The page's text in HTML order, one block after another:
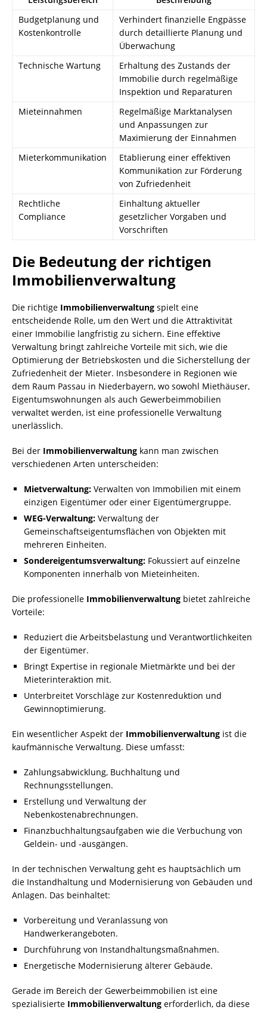
Budgetplanung und
Kostenkontrolle
Verhindert finanzielle Engpässe
durch detaillierte Planung und
Überwachung
Technische Wartung
Erhaltung des Zustands der
Immobilie durch regelmäßige
Inspektion und Reparaturen
Mieteinnahmen
Regelmäßige Marktanalysen
und Anpassungen zur
Maximierung der Einnahmen
Mieterkommunikation
Etablierung einer effektiven
Kommunikation zur Förderung
von Zufriedenheit
Rechtliche
Compliance
Einhaltung aktueller
gesetzlicher Vorgaben und
Vorschriften
Die Bedeutung der richtigen
Immobilienverwaltung
Die richtige Immobilienverwaltung spielt eine
entscheidende Rolle, um den Wert und die Attraktivität
einer Immobilie langfristig zu sichern. Eine effektive
Verwaltung bringt zahlreiche Vorteile mit sich, wie die
Optimierung der Betriebskosten und die Sicherstellung der
Zufriedenheit der Mieter. Insbesondere in Regionen wie
dem Raum Passau in Niederbayern, wo sowohl Miethäuser,
Eigentumswohnungen als auch Gewerbeimmobilien
verwaltet werden, ist eine professionelle Verwaltung
unerlässlich.
Bei der Immobilienverwaltung kann man zwischen
verschiedenen Arten unterscheiden:
Mietverwaltung: Verwalten von Immobilien mit einem
einzigen Eigentümer oder einer Eigentümergruppe.
WEG-Verwaltung: Verwaltung der
Gemeinschaftseigentumsflächen von Objekten mit
mehreren Einheiten.
Sondereigentumsverwaltung: Fokussiert auf einzelne
Komponenten innerhalb von Mieteinheiten.
Die professionelle Immobilienverwaltung bietet zahlreiche
Vorteile:
Reduziert die Arbeitsbelastung und Verantwortlichkeiten
der Eigentümer.
Bringt Expertise in regionale Mietmärkte und bei der
Mieterinteraktion mit.
Unterbreitet Vorschläge zur Kostenreduktion und
Gewinnoptimierung.
Ein wesentlicher Aspekt der Immobilienverwaltung ist die
kaufmännische Verwaltung. Diese umfasst:
Zahlungsabwicklung, Buchhaltung und
Rechnungsstellungen.
Erstellung und Verwaltung der
Nebenkostenabrechnungen.
Finanzbuchhaltungsaufgaben wie die Verbuchung von
Geldein- und -ausgängen.
In der technischen Verwaltung geht es hauptsächlich um
die Instandhaltung und Modernisierung von Gebäuden und
Anlagen. Das beinhaltet:
Vorbereitung und Veranlassung von
Handwerkerangeboten.
Durchführung von Instandhaltungsmaßnahmen.
Energetische Modernisierung älterer Gebäude.
Gerade im Bereich der Gewerbeimmobilien ist eine
spezialisierte Immobilienverwaltung erforderlich, da diese